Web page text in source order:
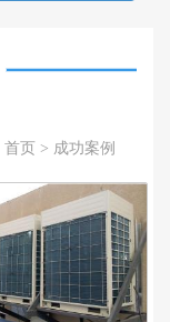
首页 > 成功案例